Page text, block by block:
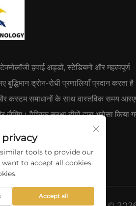
हवाई अड्डों, स्टेडियमों और महत्वपूर्ण
बुद्धिमान ड्रोन-रोधी प्रणालियाँ प्रदान करता
कस्टम समाधानों के साथ वास्तविक समय
वैश्विक सुरक्षा टीमों द्वारा भरोसा किया
privacy
tools to provide our
to accept all cookies,
Accept all